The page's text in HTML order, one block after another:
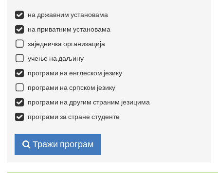
на државним установама
на приватним установама
заједничка организација
учење на даљину
програми на енглеском језику
програми на српском језику
програми на другим страним језицима
програми за стране студенте
Тражи програм